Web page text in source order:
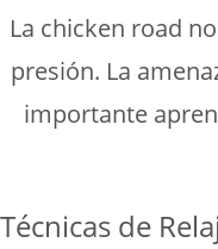
La chicken road
presión. La
importante
Técnicas de